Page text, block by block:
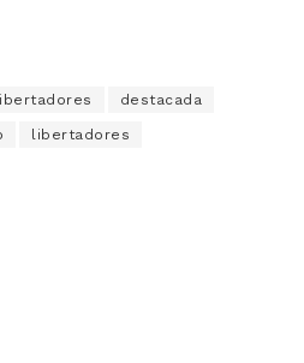
destacada
libertadores